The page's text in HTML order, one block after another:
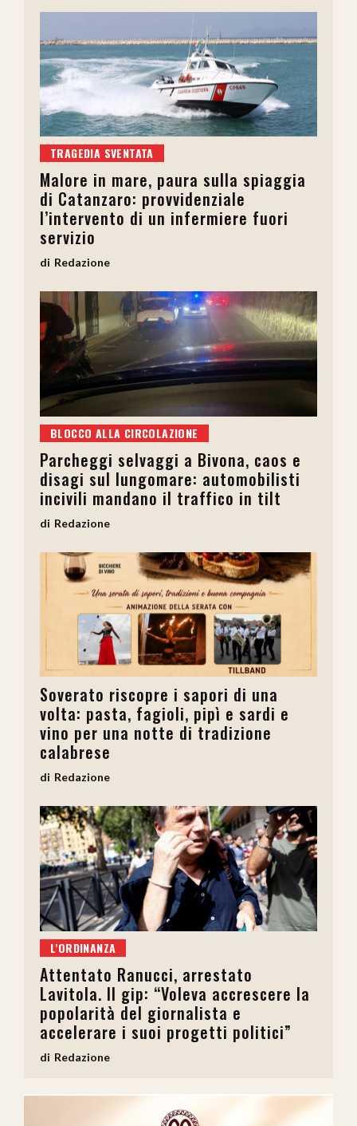
TRAGEDIA SVENTATA
Malore in mare, paura sulla spiaggia
di Catanzaro: provvidenziale
l’intervento di un infermiere fuori
servizio
Redazione
BLOCCO ALLA CIRCOLAZIONE
Parcheggi selvaggi a Bivona, caos e
disagi sul lungomare: automobilisti
incivili mandano il traffico in tilt
Redazione
Soverato riscopre i sapori di una
volta: pasta, fagioli, pipì e sardi e
vino per una notte di tradizione
calabrese
Redazione
L'ORDINANZA
Attentato Ranucci, arrestato
Lavitola. Il gip: “Voleva accrescere la
popolarità del giornalista e
accelerare i suoi progetti politici”
Redazione